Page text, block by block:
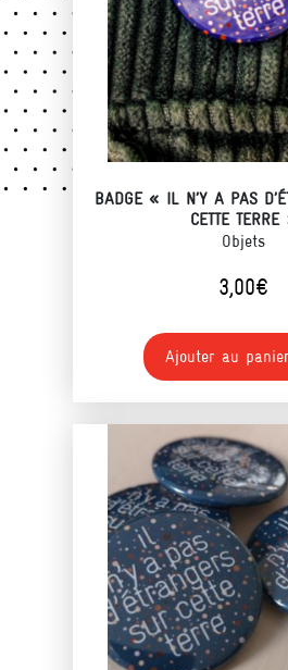
BADGE « IL N’Y A PAS
CETTE
Objets
3,00€
Ajouter au panier